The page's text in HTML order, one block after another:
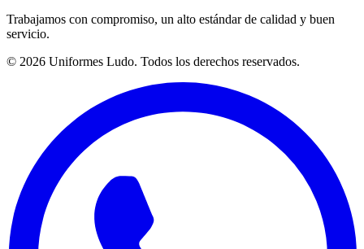
Trabajamos con compromiso, un alto estándar de calidad y buen
servicio.
© 2026 Uniformes Ludo. Todos los derechos reservados.